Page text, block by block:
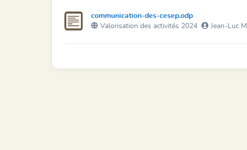
communication-des-cesep.odp
Valorisation des activités 2024
Jean-Luc